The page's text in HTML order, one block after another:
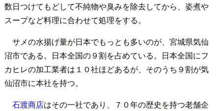
数日つけてもどして不純物や臭みを除去してから、姿煮や
スープなど料理に合わせて処理をする。
サメの水揚げ量が日本でもっとも多いのが、宮城県気仙
沼市である。日本全国の９割を占めている。日本全国にフ
カヒレの加工業者は１０社ほどあるが、そのうち９割が気
仙沼市に本社を持つ。
石渡商店はその一社であり、７０年の歴史を持つ老舗企